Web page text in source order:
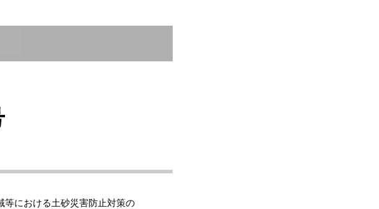
等における土砂災害防止対策の